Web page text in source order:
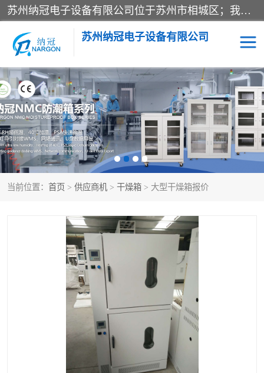
苏州纳冠电子设备有限公司位于苏州市相城区；我司依托国外先进技术结合国内用户的需求，为客户提供具有WMS功能的超低湿快速除湿电子防潮，压缩空气连续干燥柜、智能物料管理氮气储物柜、自制氮氮气柜、防潮氮气组合柜、不锈钢洁净氮气柜、洁净储物柜、石墨舟柜、亮灯导引丝网板存储柜、PCB柔性板气密干燥柜等
苏州纳冠电子设备有限公司
当前位置： 首页 > 供应商机 > 干燥箱 > 大型干燥箱报价
电子防潮箱 氮气柜
智能料架 干燥箱